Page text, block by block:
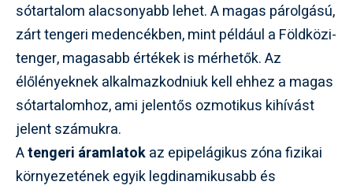
sótartalom alacsonyabb lehet. A magas párolgású,
zárt tengeri medencékben, mint például a Földközi-
tenger, magasabb értékek is mérhetők. Az
élőlényeknek alkalmazkodniuk kell ehhez a magas
sótartalomhoz, ami jelentős ozmotikus kihívást
jelent számukra.
Atengeri áramlatokaz epipelágikus zóna fizikai
környezetének egyik legdinamikusabb és